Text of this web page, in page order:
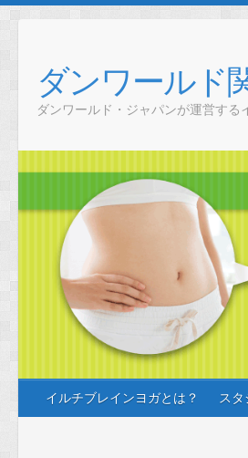
ダンワールド
ダンワールド・ジャパンが運営す
イルチブレインヨガとは？ スタ